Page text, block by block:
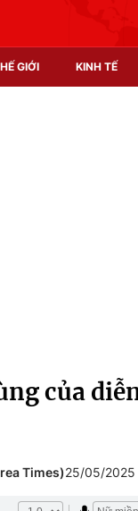
GIỚI KINH TẾ
của
Times)25/05/2025